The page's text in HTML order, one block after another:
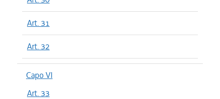
Art. 31
Art. 32
Capo VI
Art. 33